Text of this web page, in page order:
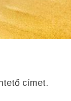
címet.